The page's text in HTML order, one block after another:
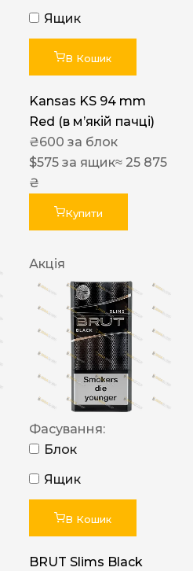
Ящик
В Кошик
Kansas KS 94 mm
Red (в мʼякій пачці)
₴600 за блок
$575 за ящик≈ 25 875
₴
Купити
Акція
Фасування:
Блок
Ящик
В Кошик
BRUT Slims Black